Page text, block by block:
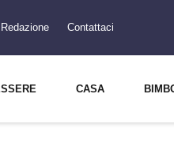
Redazione Contattaci
CASA